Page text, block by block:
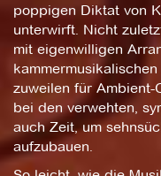
poppigen Diktat von
unterwirft. Nicht
mit eigenwilligen
zuweilen für Ambient-
bei den verwehten,
auch Zeit, um
aufzubauen.